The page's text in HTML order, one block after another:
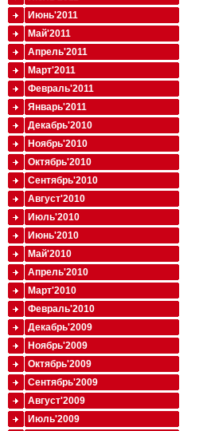
Июнь'2011
Май'2011
Апрель'2011
Март'2011
Февраль'2011
Январь'2011
Декабрь'2010
Ноябрь'2010
Октябрь'2010
Сентябрь'2010
Август'2010
Июль'2010
Июнь'2010
Май'2010
Апрель'2010
Март'2010
Февраль'2010
Декабрь'2009
Ноябрь'2009
Октябрь'2009
Сентябрь'2009
Август'2009
Июль'2009